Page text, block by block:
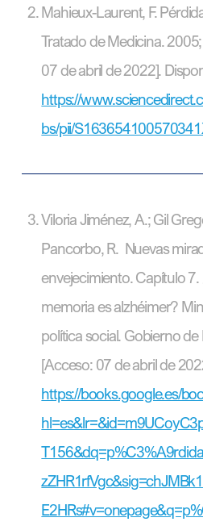
Mahieux-Laurent, F.
Tratado de Medicina.
07 de abril de 2022].
https://
bs/pii/
Viloria Jiménez, A.; Gil
Pancorbo, R. Nuevas
envejecimiento. Capítulo
memoria es alzhéimer?
política social. Gobierno
[Acceso: 07 de abril de
https://books.google.es/